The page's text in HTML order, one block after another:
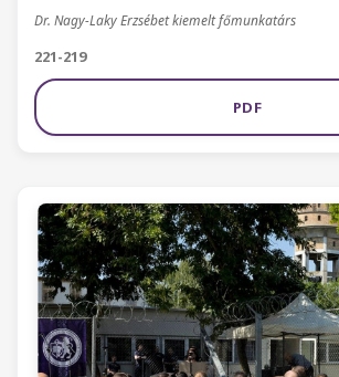
Dr. Nagy-Laky Erzsébet kiemelt főmunkatárs
221-219
PDF